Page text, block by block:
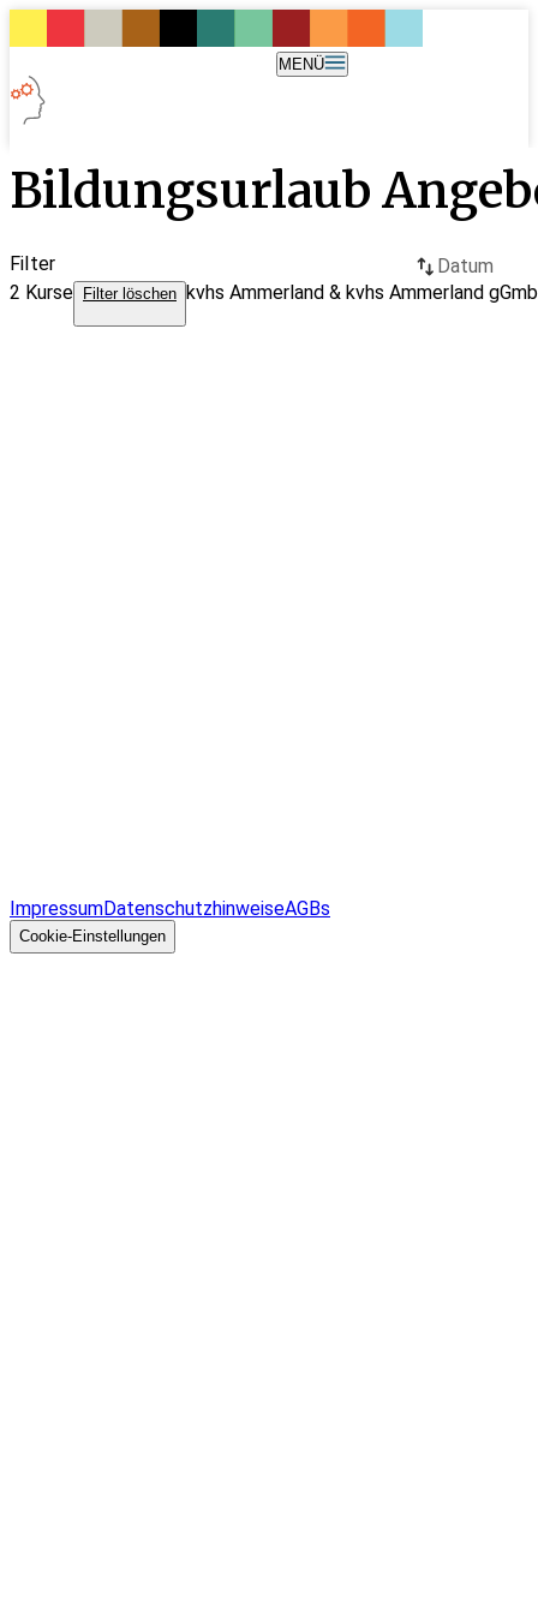
MENÜ
Bildungsurlaub
Filter
Datum
2 Kurse Filter löschen kvhs Ammerland & kvhs Ammerland
ImpressumDatenschutzhinweiseAGBs
Cookie-Einstellungen